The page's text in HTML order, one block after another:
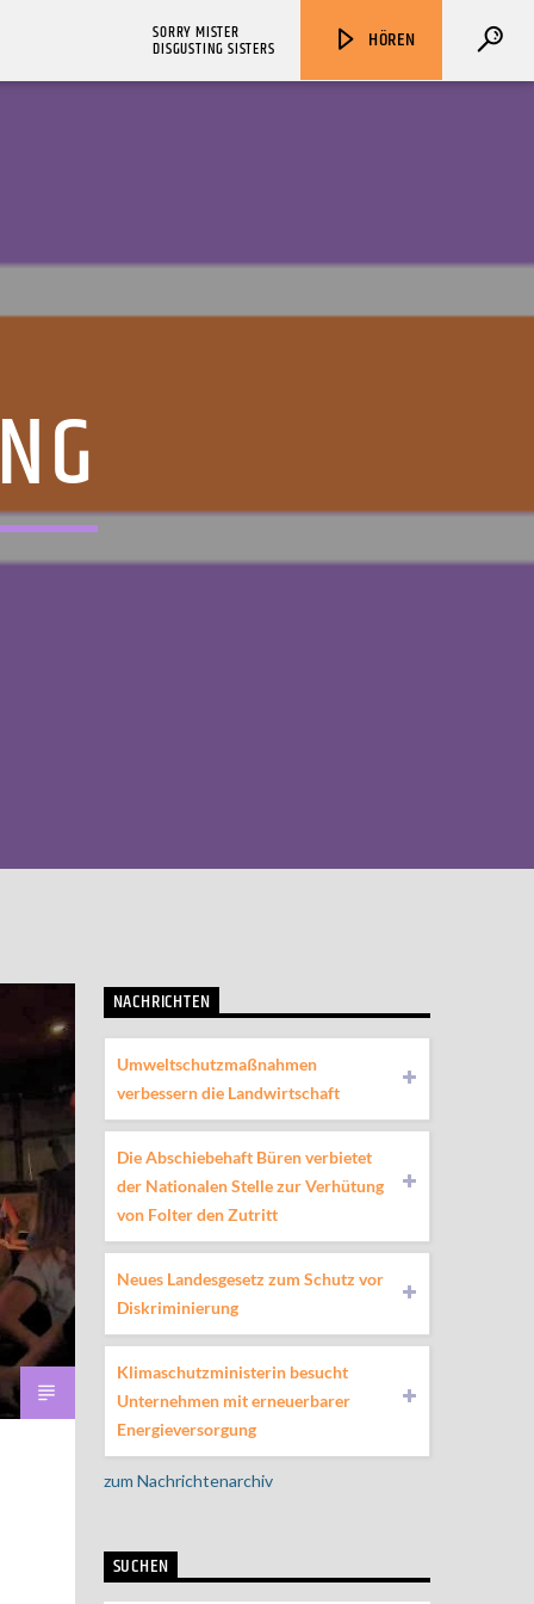
HÖREN
SORRY MISTER
DISGUSTING SISTERS
NACHRICHTEN
Umweltschutzmaßnahmen
verbessern die Landwirtschaft
Die Abschiebehaft Büren verbietet
der Nationalen Stelle zur Verhütung
von Folter den Zutritt
Neues Landesgesetz zum Schutz vor
Diskriminierung
Klimaschutzministerin besucht
Unternehmen mit erneuerbarer
Energieversorgung
zum Nachrichtenarchiv
SUCHEN